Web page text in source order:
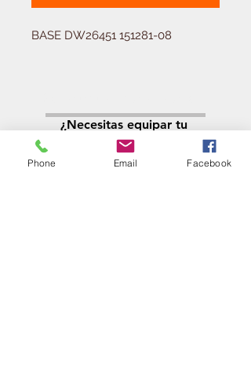
BASE DW26451 151281-08
Llamá al:
011-4768-9855
¿Necesitas equipar tu
ferretería?
Phone Email Facebook